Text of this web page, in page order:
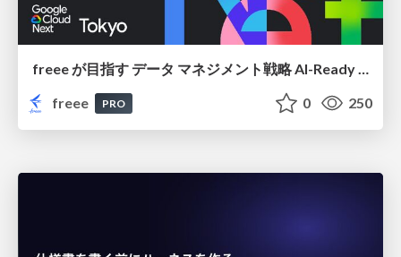
freee
PRO 0 250